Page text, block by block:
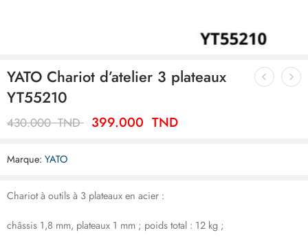
YATO Chariot d’atelier 3 plateaux
YT55210
430.000TND 399.000 TND
Marque: YATO
Chariot à outils à 3 plateaux en acier :
châssis 1,8 mm, plateaux 1 mm ; poids total : 12 kg ;